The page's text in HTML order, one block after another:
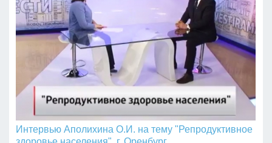
Интервью Аполихина О.И. на тему "Репродуктивное